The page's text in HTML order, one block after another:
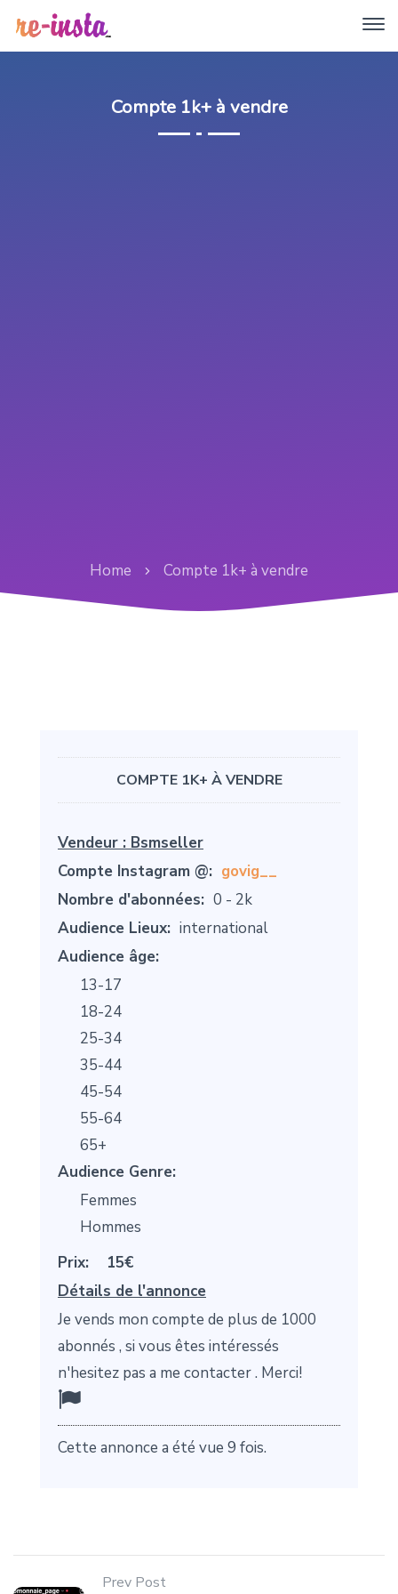
Compte 1k+ à vendre
Home Compte 1k+ à vendre
COMPTE 1K+ À VENDRE
Vendeur : Bsmseller
Compte Instagram @: govig__
Nombre d'abonnées: 0 - 2k
Audience Lieux: international
Audience âge:
13-17
18-24
25-34
35-44
45-54
55-64
65+
Audience Genre:
Femmes
Hommes
Prix:
15€
Détails de l'annonce
Je vends mon compte de plus de 1000
abonnés , si vous êtes intéressés
n'hesitez pas a me contacter . Merci!
Cette annonce a été vue 9 fois.
Prev Post